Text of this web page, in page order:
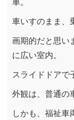
車いすのまま、
画期的だと思い
に広い室内。
スライドドアで
外観は、普通の
しかも、福祉車